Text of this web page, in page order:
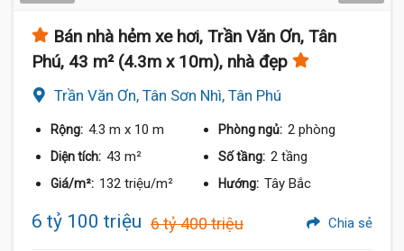
Bán nhà hẻm xe hơi, Trần Văn Ơn, Tân
Phú, 43 m² (4.3m x 10m), nhà đẹp
Trần Văn Ơn, Tân Sơn Nhì, Tân Phú
Rộng: 4.3 m x 10 m Phòng ngủ: 2 phòng
Diện tích: 43 m² Số tầng: 2 tầng
Giá/m²: 132 triệu/m² Hướng: Tây Bắc
6 tỷ 100 triệu 6 tỷ 400 triệu Chia sẻ